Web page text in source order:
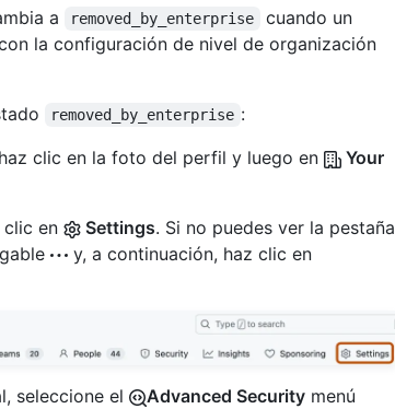
a removed_by_enterprise
cuando un
la configuración de nivel de organización
removed_by_enterprise :
clic en la foto del perfil y luego en
Your
clic en
Settings. Si no puedes ver la pestaña
y, a continuación, haz clic en
seleccione el Advanced Security menú